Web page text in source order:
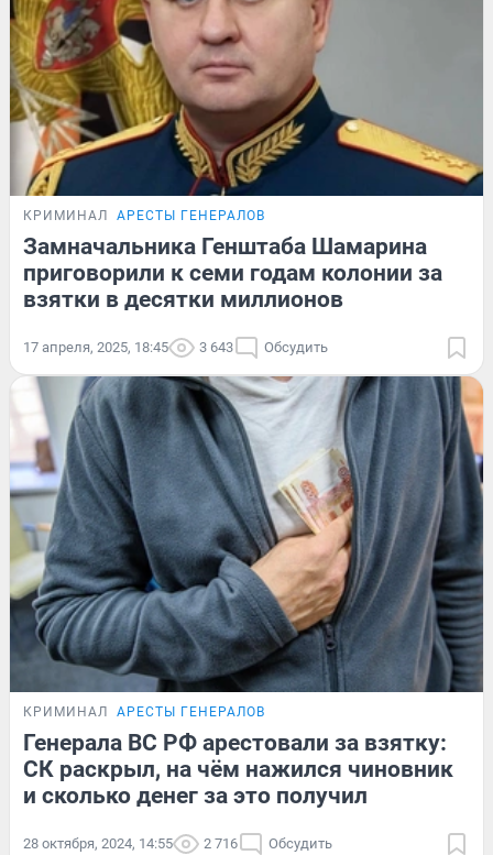
КРИМИНАЛ АРЕСТЫ ГЕНЕРАЛОВ
Замначальника Генштаба Шамарина
приговорили к семи годам колонии за
взятки в десятки миллионов
17 апреля, 2025, 18:45 3 643 Обсудить
КРИМИНАЛ АРЕСТЫ ГЕНЕРАЛОВ
Генерала ВС РФ арестовали за взятку:
СК раскрыл, на чём нажился чиновник
и сколько денег за это получил
28 октября, 2024, 14:55 2 716 Обсудить